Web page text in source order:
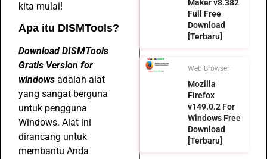
kita mulai!
Apa itu DISMTools?
Download DISMTools
Gratis Version for
windows adalah alat
yang sangat berguna
untuk pengguna
Windows. Alat ini
dirancang untuk
membantu Anda
Maker v8.382
Full Free
Download
[Terbaru]
Web Browser
Mozilla
Firefox
v149.0.2 For
Windows Free
Download
[Terbaru]